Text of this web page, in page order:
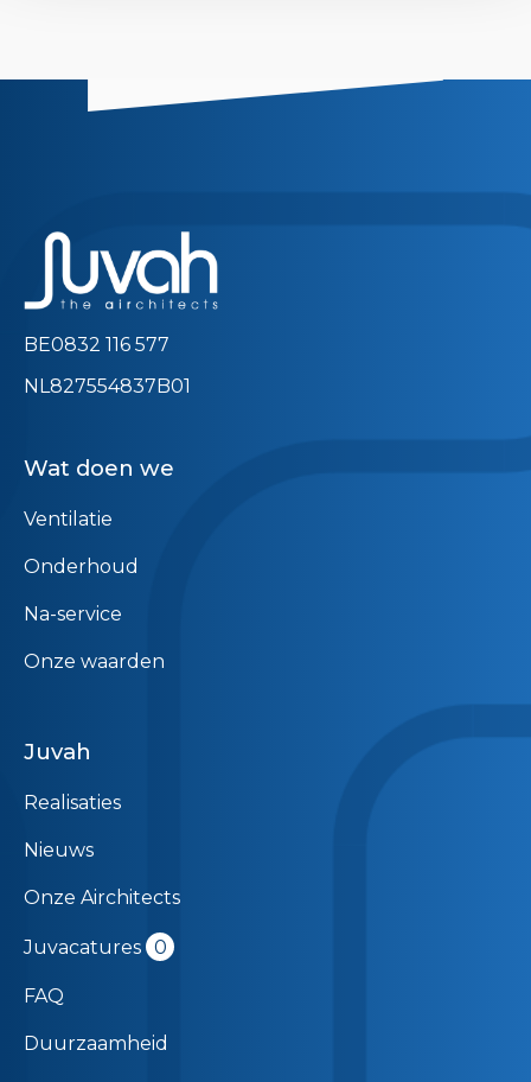
BE0832 116 577
NL827554837B01
Wat doen we
Ventilatie
Onderhoud
Na-service
Onze waarden
Juvah
Realisaties
Nieuws
Onze Airchitects
Juvacatures 0
FAQ
Duurzaamheid